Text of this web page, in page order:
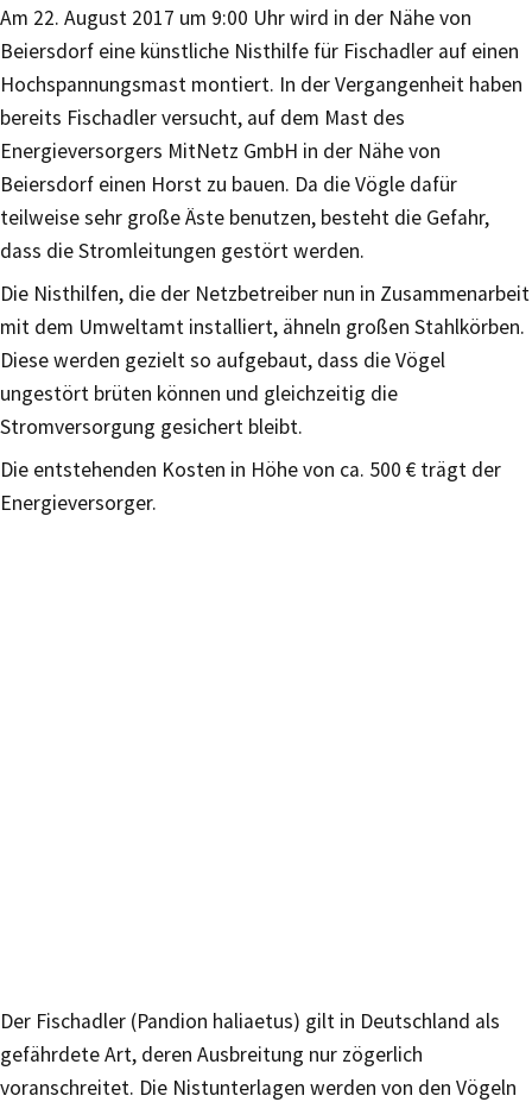
Am 22. August 2017 um 9:00 Uhr wird in der Nähe von
Beiersdorf eine künstliche Nisthilfe für Fischadler auf einen
Hochspannungsmast montiert. In der Vergangenheit haben
bereits Fischadler versucht, auf dem Mast des
Energieversorgers MitNetz GmbH in der Nähe von
Beiersdorf einen Horst zu bauen. Da die Vögle dafür
teilweise sehr große Äste benutzen, besteht die Gefahr,
dass die Stromleitungen gestört werden.
Die Nisthilfen, die der Netzbetreiber nun in Zusammenarbeit
mit dem Umweltamt installiert, ähneln großen Stahlkörben.
Diese werden gezielt so aufgebaut, dass die Vögel
ungestört brüten können und gleichzeitig die
Stromversorgung gesichert bleibt.
Die entstehenden Kosten in Höhe von ca. 500 € trägt der
Energieversorger.
Der Fischadler (Pandion haliaetus) gilt in Deutschland als
gefährdete Art, deren Ausbreitung nur zögerlich
voranschreitet. Die Nistunterlagen werden von den Vögeln